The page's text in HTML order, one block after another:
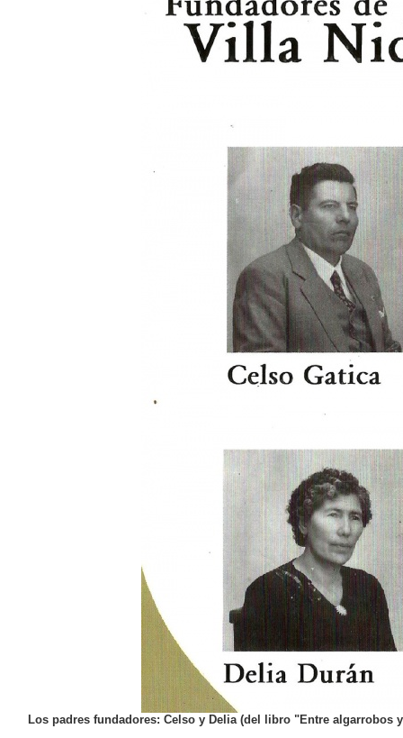
Los padres fundadores: Celso y Delia (del libro "Entre algarrobos